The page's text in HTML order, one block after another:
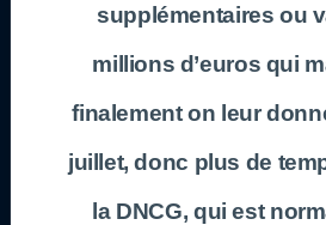
supplémentaires ou
millions d’euros qui
finalement on leur
juillet, donc plus de
la DNCG, qui est